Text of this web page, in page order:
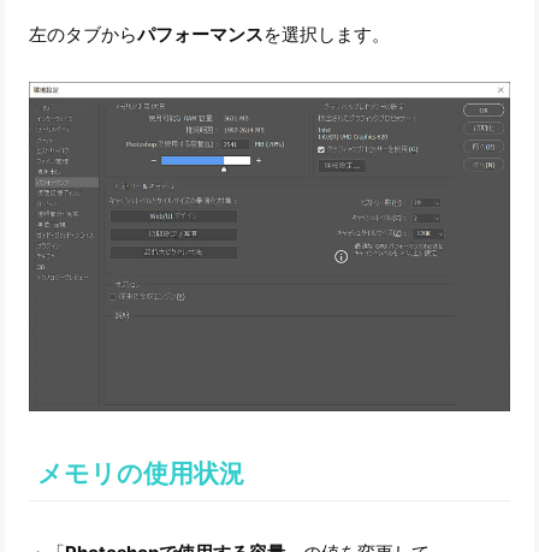
左のタブからパフォーマンスを選択します。
メモリの使用状況